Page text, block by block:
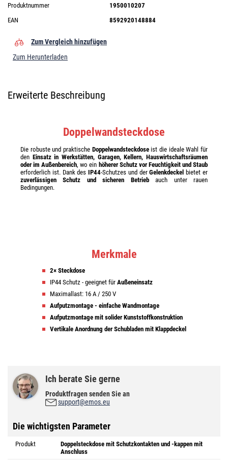
Produktnummer
1950010207
EAN
8592920148884
Zum Vergleich hinzufügen
Zum Herunterladen
Erweiterte Beschreibung
Doppelwandsteckdose
Die robuste und praktische Doppelwandsteckdoseist die ideale Wahl für
den Einsatz in Werkstätten, Garagen, Kellern, Hauswirtschaftsräumen
oder im Außenbereich, wo ein höherer Schutz vor Feuchtigkeit und Staub
erforderlich ist. Dank desIP44-Schutzes und derGelenkdeckel bietet er
zuverlässigen Schutz und sicheren Betriebauch unter rauen
Bedingungen.
Merkmale
2× Steckdose
IP44 Schutz - geeignet für Außeneinsatz
Maximallast: 16 A / 250 V
Aufputzmontage - einfache Wandmontage
Aufputzmontage mit solider Kunststoffkonstruktion
Vertikale Anordnung der Schubladen mit Klappdeckel
Ich berate Sie gerne
Produktfragen senden Sie an
support@emos.eu
Die wichtigsten Parameter
Produkt
Doppelsteckdose mit Schutzkontakten und -kappen mit
Anschluss